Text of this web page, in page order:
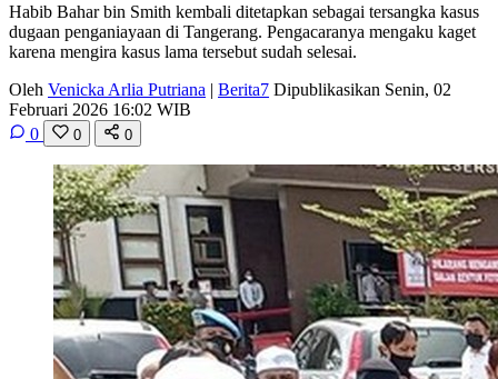
Habib Bahar bin Smith kembali ditetapkan sebagai tersangka kasus
dugaan penganiayaan di Tangerang. Pengacaranya mengaku kaget
karena mengira kasus lama tersebut sudah selesai.
Oleh Venicka Arlia Putriana | Berita7 Dipublikasikan Senin, 02
Februari 2026 16:02 WIB
0
0 0